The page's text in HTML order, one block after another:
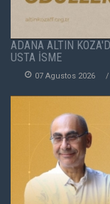
ADANA ALTIN
USTA İSME
07 Agustos 2026